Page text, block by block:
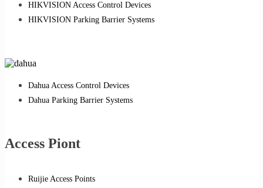
HIKVISION Access Control Devices
HIKVISION Parking Barrier Systems
Dahua Access Control Devices
Dahua Parking Barrier Systems
Access Piont
Ruijie Access Points